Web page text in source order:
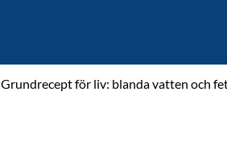
Grundrecept för liv: blanda vatten och